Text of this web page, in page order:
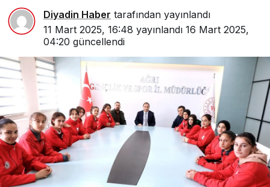
Diyadin Haber tarafından yayınlandı
11 Mart 2025, 16:48 yayınlandı 16 Mart 2025,
04:20 güncellendi